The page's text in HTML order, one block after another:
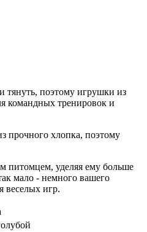
тянуть, поэтому игрушки из
командных тренировок и
прочного хлопка, поэтому
питомцем, уделяя ему больше
мало - немного вашего
веселых игр.